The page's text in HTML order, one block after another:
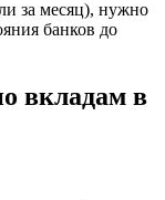
за месяц), нужно
банков до
вкладам в